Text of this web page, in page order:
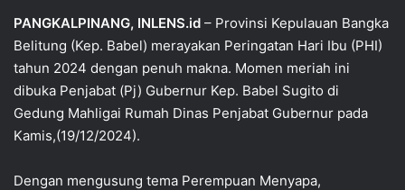
PANGKALPINANG, INLENS.id – Provinsi Kepulauan Bangka
Belitung (Kep. Babel) merayakan Peringatan Hari Ibu (PHI)
tahun 2024 dengan penuh makna. Momen meriah ini
dibuka Penjabat (Pj) Gubernur Kep. Babel Sugito di
Gedung Mahligai Rumah Dinas Penjabat Gubernur pada
Kamis,(19/12/2024).
Dengan mengusung tema Perempuan Menyapa,